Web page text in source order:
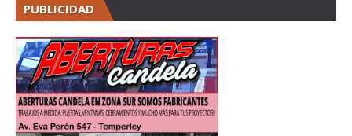
PUBLICIDAD